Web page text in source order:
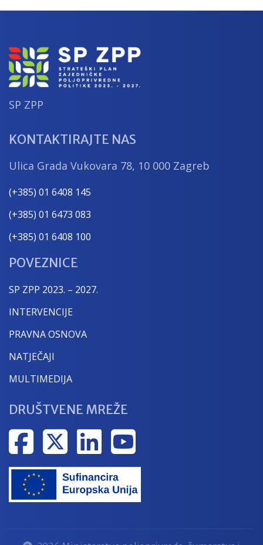
Hrvatske 2023. – 2027.
SP ZPP
KONTAKTIRAJTE NAS
Ulica Grada Vukovara 78, 10 000 Zagreb
(+385) 01 6408 145
(+385) 01 6473 083
(+385) 01 6408 100
POVEZNICE
SP ZPP 2023. – 2027.
INTERVENCIJE
PRAVNA OSNOVA
NATJEČAJI
MULTIMEDIJA
DRUŠTVENE MREŽE